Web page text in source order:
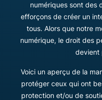
numériques sont des
efforçons de créer un
tous. Alors que notre
numérique, le droit des
devient
Voici un aperçu de la
protéger ceux qui ont
protection et/ou de